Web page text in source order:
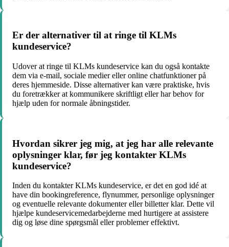
Er der alternativer til at ringe til KLMs
kundeservice?
Udover at ringe til KLMs kundeservice kan du også kontakte
dem via e-mail, sociale medier eller online chatfunktioner på
deres hjemmeside. Disse alternativer kan være praktiske, hvis
du foretrækker at kommunikere skriftligt eller har behov for
hjælp uden for normale åbningstider.
Hvordan sikrer jeg mig, at jeg har alle relevante
oplysninger klar, før jeg kontakter KLMs
kundeservice?
Inden du kontakter KLMs kundeservice, er det en god idé at
have din bookingreference, flynummer, personlige oplysninger
og eventuelle relevante dokumenter eller billetter klar. Dette vil
hjælpe kundeservicemedarbejderne med hurtigere at assistere
dig og løse dine spørgsmål eller problemer effektivt.